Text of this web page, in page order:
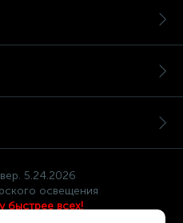
5.24.2026
освещения
быстрее всех!